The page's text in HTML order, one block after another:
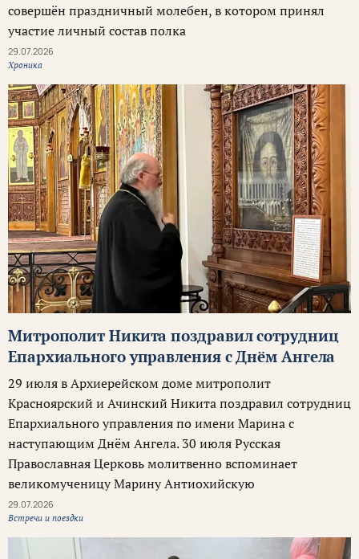
совершён праздничный молебен, в котором принял
участие личный состав полка
29.07.2026
Хроника
Митрополит Никита поздравил сотрудниц
Епархиального управления с Днём Ангела
29 июля в Архиерейском доме митрополит
Красноярский и Ачинский Никита поздравил сотрудниц
Епархиального управления по имени Марина с
наступающим Днём Ангела. 30 июля Русская
Православная Церковь молитвенно вспоминает
великомученицу Марину Антиохийскую
29.07.2026
Встречи и поездки